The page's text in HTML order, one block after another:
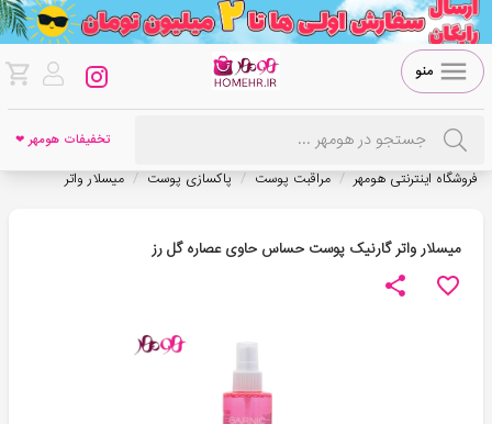
منو
تخفیفات هومهر ❤
فروشگاه اینترنتی هومهر / مراقبت پوست / پاکسازی پوست / میسلار واتر
میسلار واتر گارنیک پوست حساس حاوی عصاره گل رز